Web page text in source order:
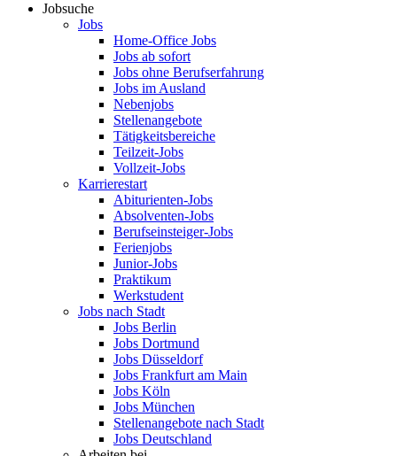
Jobsuche
Jobs
Home-Office Jobs
Jobs ab sofort
Jobs ohne Berufserfahrung
Jobs im Ausland
Nebenjobs
Stellenangebote
Tätigkeitsbereiche
Teilzeit-Jobs
Vollzeit-Jobs
Karrierestart
Abiturienten-Jobs
Absolventen-Jobs
Berufseinsteiger-Jobs
Ferienjobs
Junior-Jobs
Praktikum
Werkstudent
Jobs nach Stadt
Jobs Berlin
Jobs Dortmund
Jobs Düsseldorf
Jobs Frankfurt am Main
Jobs Köln
Jobs München
Stellenangebote nach Stadt
Jobs Deutschland